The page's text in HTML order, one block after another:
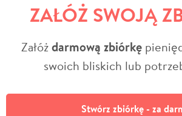
ZAŁÓŻ SWOJĄ
Załóżdarmową zbiórkę
swoich bliskich lub
Stwórz zbiórkę - za